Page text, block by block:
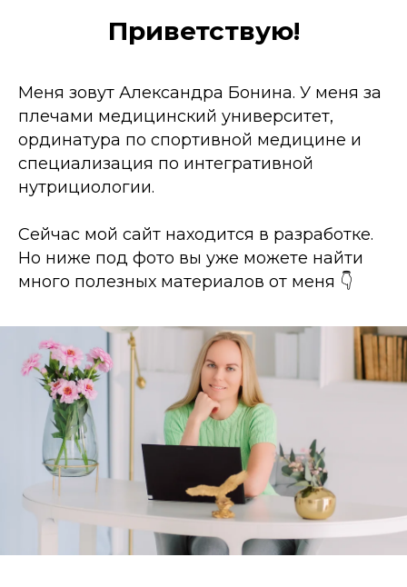
Приветствую!
Меня зовут Александра Бонина. У меня за
плечами медицинский университет,
ординатура по спортивной медицине и
специализация по интегративной
нутрициологии.
Сейчас мой сайт находится в разработке.
Но ниже под фото вы уже можете найти
много полезных материалов от меня 👇